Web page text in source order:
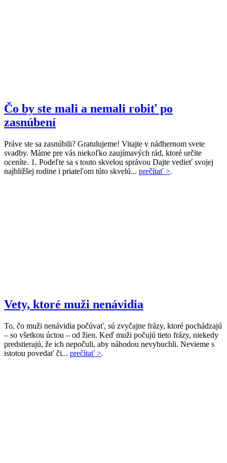
Čo by ste mali a nemali robiť po
zasnúbení
Práve ste sa zasnúbili? Gratulujeme! Vitajte v nádhernom svete
svadby. Máme pre vás niekoľko zaujímavých rád, ktoré určite
oceníte. 1. Podeľte sa s touto skvelou správou Dajte vedieť svojej
najbližšej rodine i priateľom túto skvelú... prečítať >.
Vety, ktoré muži nenávidia
To, čo muži nenávidia počúvať, sú zvyčajne frázy, ktoré pochádzajú
– so všetkou úctou – od žien. Keď muži počujú tieto frázy, niekedy
predstierajú, že ich nepočuli, aby náhodou nevybuchli. Nevieme s
istotou povedať či... prečítať >.